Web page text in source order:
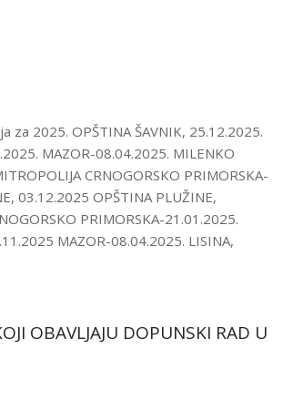
za 2025. OPŠTINA ŠAVNIK, 25.12.2025.
MAZOR-08.04.2025. MILENKO
CRNOGORSKO PRIMORSKA-
03.12.2025 OPŠTINA PLUŽINE,
PRIMORSKA-21.01.2025.
MAZOR-08.04.2025. LISINA,
OBAVLJAJU DOPUNSKI RAD U